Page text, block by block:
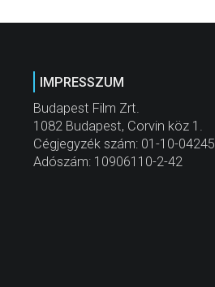
IMPRESSZUM
Budapest Film Zrt.
1082 Budapest, Corvin köz 1.
Cégjegyzék szám: 01-10-
Adószám: 10906110-2-42